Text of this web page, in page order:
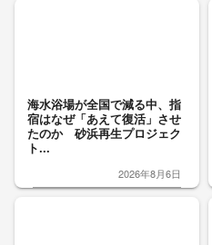
海水浴場が全国で減る中、指
宿はなぜ「あえて復活」させ
たのか 砂浜再生プロジェク
ト...
2026年8月6日